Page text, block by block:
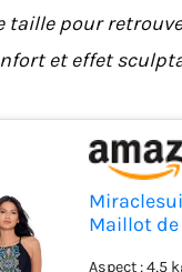
taille, au-
votre
hanche,
torse,
vos jambes
dessus de
Reportez-
gauche.
taille pour
et effet
Maillot de
Aspect : 4,5